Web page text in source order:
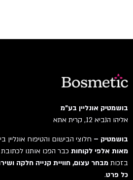
בושמטיק אונליין בע"מ
אליהו הנביא 12, קרית אתא
בושמטיק –חלוצי הבישום והטיפוח אונליין
מאות אלפי לקוחותכבר הפכו אותנו לכתובת
בזכותמבחר עצום, חוויית קנייה חלקה
כל פרט.